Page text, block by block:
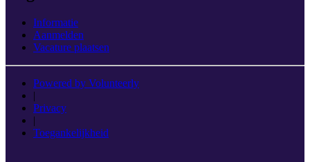
Informatie
Aanmelden
Vacature plaatsen
Powered by Volunteerly
|
Privacy
|
Toegankelijkheid